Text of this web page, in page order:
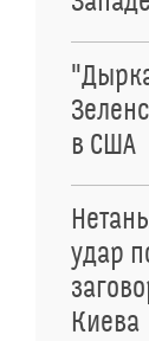
в США
удар
Киева